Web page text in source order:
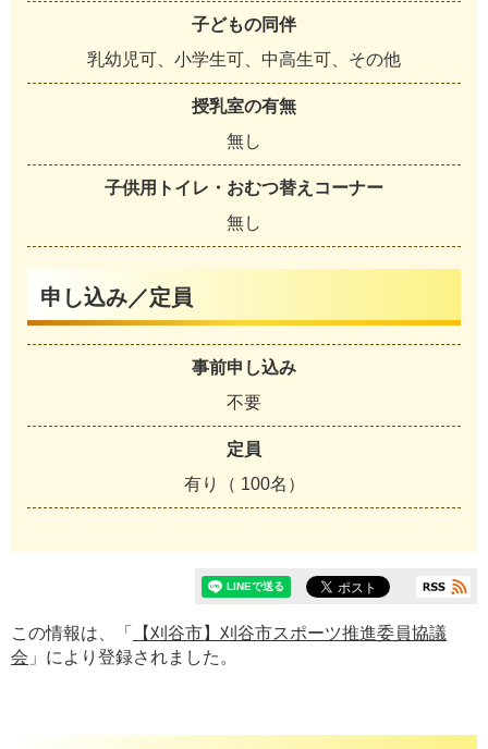
子どもの同伴
乳幼児可、小学生可、中高生可、その他
授乳室の有無
無し
子供用トイレ・おむつ替えコーナー
無し
申し込み／定員
事前申し込み
不要
定員
有り（ 100名）
この情報は、「
【刈谷市】刈谷市スポーツ推進委員協議
会 」により登録されました。